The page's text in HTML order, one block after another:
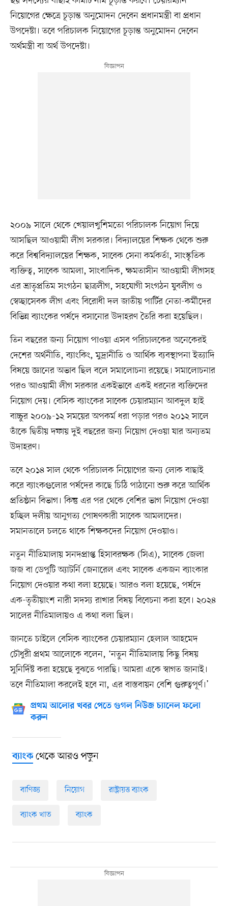
নিয়োগের ক্ষেত্রে চূড়ান্ত অনুমোদন দেবেন প্রধানমন্ত্রী বা প্রধান
উপদেষ্টা। তবে পরিচালক নিয়োগের চূড়ান্ত অনুমোদন দেবেন
অর্থমন্ত্রী বা অর্থ উপদেষ্টা।
২০০৯ সালে থেকে খেয়ালখুশিমতো পরিচালক নিয়োগ দিয়ে
আসছিল আওয়ামী লীগ সরকার। বিদ্যালয়ের শিক্ষক থেকে শুরু
করে বিশ্ববিদ্যালয়ের শিক্ষক, সাবেক সেনা কর্মকর্তা, সাংস্কৃতিক
ব্যক্তিত্ব, সাবেক আমলা, সাংবাদিক, ক্ষমতাসীন আওয়ামী লীগসহ
এর ভ্রাতৃপ্রতিম সংগঠন ছাত্রলীগ, সহযোগী সংগঠন যুবলীগ ও
স্বেচ্ছাসেবক লীগ এবং বিরোধী দল জাতীয় পার্টির নেতা-কর্মীদের
বিভিন্ন ব্যাংকের পর্ষদে বসানোর উদাহরণ তৈরি করা হয়েছিল।
তিন বছরের জন্য নিয়োগ পাওয়া এসব পরিচালকের অনেকেরই
দেশের অর্থনীতি, ব্যাংকিং, মুদ্রানীতি ও আর্থিক ব্যবস্থাপনা ইত্যাদি
বিষয়ে জ্ঞানের অভাব ছিল বলে সমালোচনা রয়েছে। সমালোচনার
পরও আওয়ামী লীগ সরকার একইভাবে একই ধরনের ব্যক্তিদের
নিয়োগ দেয়। বেসিক ব্যাংকের সাবেক চেয়ারম্যান আবদুল হাই
বাচ্চুর ২০০৯-১২ সময়ের অপকর্ম ধরা পড়ার পরও ২০১২ সালে
তাঁকে দ্বিতীয় দফায় দুই বছরের জন্য নিয়োগ দেওয়া যার অন্যতম
উদাহরণ।
তবে ২০১৪ সাল থেকে পরিচালক নিয়োগের জন্য লোক বাছাই
করে ব্যাংকগুলোর পর্ষদের কাছে চিঠি পাঠানো শুরু করে আর্থিক
প্রতিষ্ঠান বিভাগ। কিন্তু এর পর থেকে বেশির ভাগ নিয়োগ দেওয়া
হচ্ছিল দলীয় আনুগত্য পোষণকারী সাবেক আমলাদের।
সমানতালে চলতে থাকে শিক্ষকদের নিয়োগ দেওয়াও।
নতুন নীতিমালায় সনদপ্রাপ্ত হিসাবরক্ষক (সিএ), সাবেক জেলা
জজ বা ডেপুটি অ্যাটর্নি জেনারেল এবং সাবেক একজন ব্যাংকার
নিয়োগ দেওয়ার কথা বলা হয়েছে। আরও বলা হয়েছে, পর্ষদে
এক-তৃতীয়াংশ নারী সদস্য রাখার বিষয় বিবেচনা করা হবে। ২০২৪
সালের নীতিমালায়ও এ কথা বলা ছিল।
জানতে চাইলে বেসিক ব্যাংকের চেয়ারম্যান হেলাল আহমেদ
চৌধুরী প্রথম আলোকে বলেন, ‘নতুন নীতিমালায় কিছু বিষয়
সুনির্দিষ্ট করা হয়েছে বুঝতে পারছি। আমরা একে স্বাগত জানাই।
তবে নীতিমালা করলেই হবে না, এর বাস্তবায়ন বেশি গুরুত্বপূর্ণ।’
প্রথম আলোর খবর পেতে গুগল নিউজ চ্যানেল ফলো
করুন
ব্যাংকথেকে আরও পড়ুন
বাণিজ্য নিয়োগ রাষ্ট্রায়ত্ত ব্যাংক
ব্যাংক খাত ব্যাংক